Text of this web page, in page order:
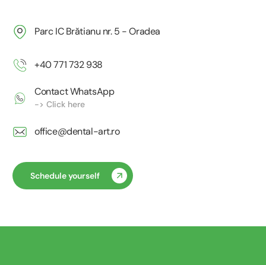
Parc IC Brătianu nr. 5 - Oradea
+40 771 732 938
Contact WhatsApp
-> Click here
office@dental-art.ro
Schedule yourself